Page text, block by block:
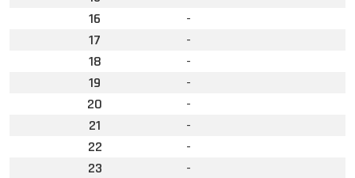
16
-
17
-
18
-
19
-
20
-
21
-
22
-
23
-